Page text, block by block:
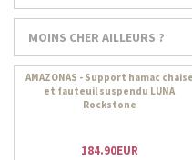
MOINS CHER AILLEURS ?
AMAZONAS - Support hamac chaise
et fauteuil suspendu LUNA
Rockstone
184.90EUR